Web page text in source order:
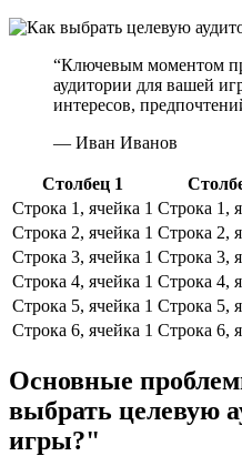
“Ключевым моментом
аудитории для вашей
интересов,
— Иван Иванов
Столбец 1
Строка 1, ячейка 1 Строка 1,
Строка 2, ячейка 1 Строка 2,
Строка 3, ячейка 1 Строка 3,
Строка 4, ячейка 1 Строка 4,
Строка 5, ячейка 1 Строка 5,
Строка 6, ячейка 1 Строка 6,
Основные
выбрать целевую
игры?"